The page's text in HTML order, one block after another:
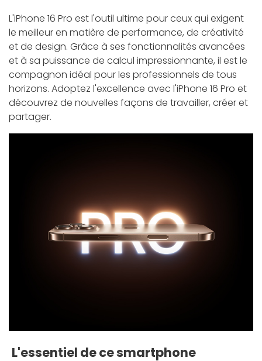
L'iPhone 16 Pro est l'outil ultime pour ceux qui exigent
le meilleur en matière de performance, de créativité
et de design. Grâce à ses fonctionnalités avancées
et à sa puissance de calcul impressionnante, il est le
compagnon idéal pour les professionnels de tous
horizons. Adoptez l'excellence avec l'iPhone 16 Pro et
découvrez de nouvelles façons de travailler, créer et
partager.
L'essentiel de ce smartphone